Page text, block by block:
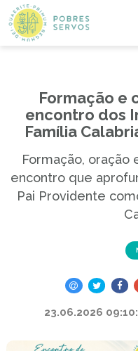
Formação e
encontro dos
Família
Formação, oração
encontro que
Pai Providente
23.06.2026